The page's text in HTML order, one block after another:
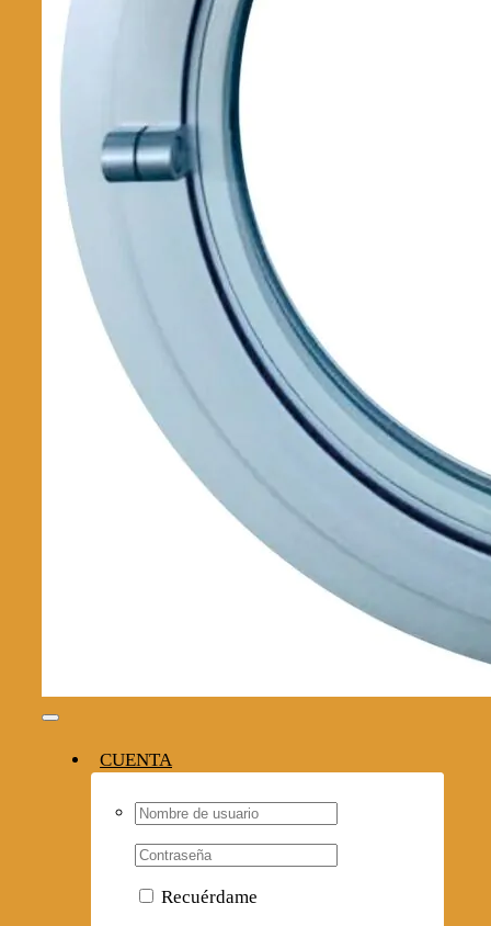
Toggle
CUENTA
Username:
Contraseña
Recuérdame